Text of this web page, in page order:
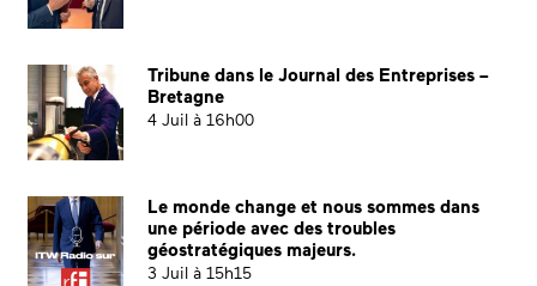
Tribune dans le Journal des Entreprises –
Bretagne
4 Juil à 16h00
Le monde change et nous sommes dans
une période avec des troubles
géostratégiques majeurs.
3 Juil à 15h15